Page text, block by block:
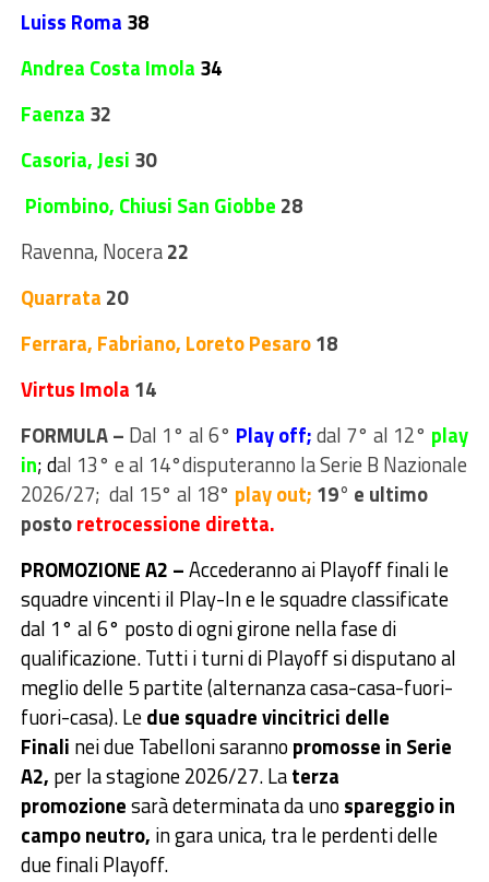
Luiss Roma 38
Andrea Costa Imola 34
Faenza 32
Casoria, Jesi 30
Piombino, Chiusi San Giobbe 28
Ravenna, Nocera22
Quarrata 20
Ferrara, Fabriano, Loreto Pesaro18
Virtus Imola 14
FORMULA – Dal 1° al 6° Play off;dal 7° al 12° play
in; dal 13° e al 14°disputeranno la Serie B Nazionale
2026/27; dal 15° al 18° play out; 19° e ultimo
postoretrocessione diretta.
PROMOZIONE A2 –Accederanno ai Playoff finali le
squadre vincenti il Play-In e le squadre classificate
dal 1° al 6° posto di ogni girone nella fase di
qualificazione. Tutti i turni di Playoff si disputano al
meglio delle 5 partite (alternanza casa-casa-fuori-
fuori-casa). Ledue squadre vincitrici delle
Finali nei due Tabelloni saranno promosse in Serie
A2, per la stagione 2026/27. Laterza
promozionesarà determinata da uno spareggio in
campo neutro, in gara unica, tra le perdenti delle
due finali Playoff.